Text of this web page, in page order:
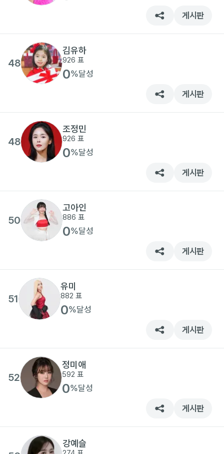
게시판
48
김유하
926 표
0%달성
게시판
48
조정민
926 표
0%달성
게시판
50
고아인
886 표
0%달성
게시판
51
유미
882 표
0%달성
게시판
52
정미애
592 표
0%달성
게시판
강예슬